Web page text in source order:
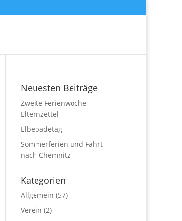
Neuesten Beiträge
Zweite Ferienwoche
Elternzettel
Elbebadetag
Sommerferien und Fahrt
nach Chemnitz
Kategorien
Allgemein (57)
Verein (2)